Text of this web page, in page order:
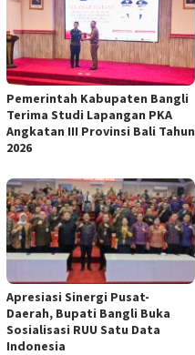
Pemerintah Kabupaten Bangli
Terima Studi Lapangan PKA
Angkatan III Provinsi Bali Tahun
2026
Apresiasi Sinergi Pusat-
Daerah, Bupati Bangli Buka
Sosialisasi RUU Satu Data
Indonesia